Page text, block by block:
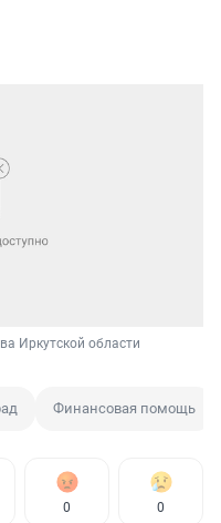
Иркутской области
Финансовая помощь
0 0